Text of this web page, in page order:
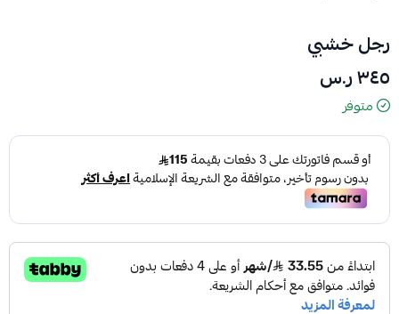
رجل خشبي
٣٤٥ ر.س
متوفر